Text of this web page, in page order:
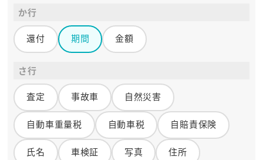
か行
還付 期間 金額
さ行
査定 事故車 自然災害
自動車重量税 自動車税 自賠責保険
氏名 車検証 写真 住所